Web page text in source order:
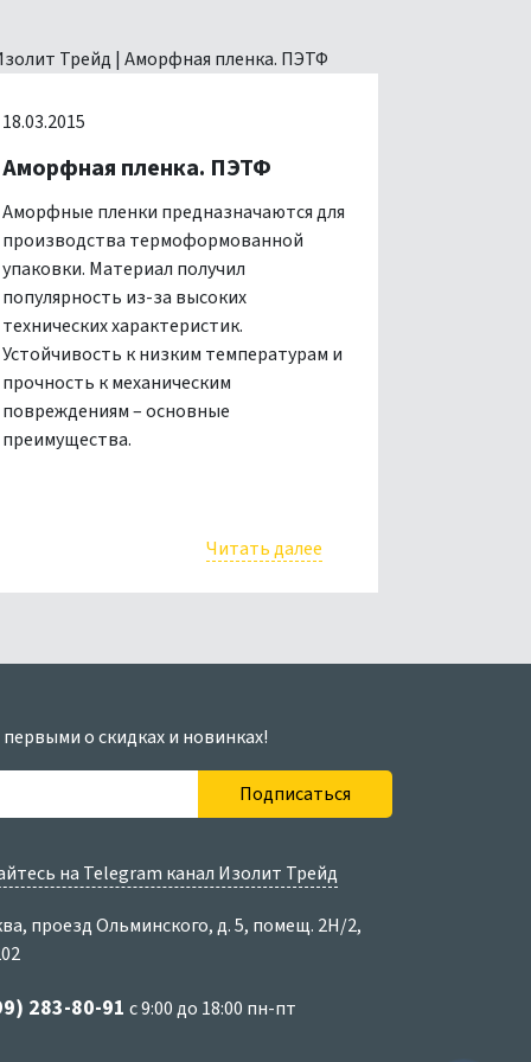
18.03.2015
Аморфная пленка. ПЭТФ
Аморфные пленки предназначаются для
производства термоформованной
упаковки. Материал получил
популярность из-за высоких
технических характеристик.
Устойчивость к низким температурам и
прочность к механическим
повреждениям – основные
преимущества.
Читать далее
о скидках и новинках!
Подписаться
на Telegram канал Изолит Трейд
проезд Ольминского, д. 5, помещ. 2Н/2,
283-80-91 с 9:00 до 18:00 пн-пт